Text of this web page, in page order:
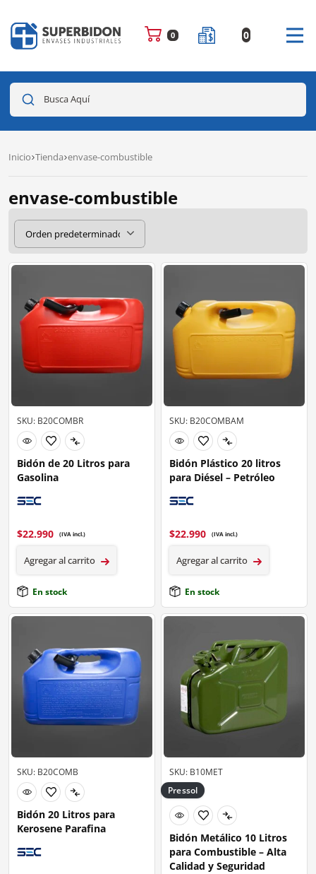
0 0
Busca Aquí
Inicio Tienda envase-combustible
envase-combustible
SKU: B20COMBR
Bidón de 20 Litros para
Gasolina
$22.990 (IVA incl.)
Agregar al carrito
En stock
SKU: B20COMBAM
Bidón Plástico 20 litros
para Diésel – Petróleo
$22.990 (IVA incl.)
Agregar al carrito
En stock
SKU: B20COMB
Bidón 20 Litros para
Kerosene Parafina
SKU: B10MET
Pressol
Bidón Metálico 10 Litros
para Combustible – Alta
Calidad y Seguridad